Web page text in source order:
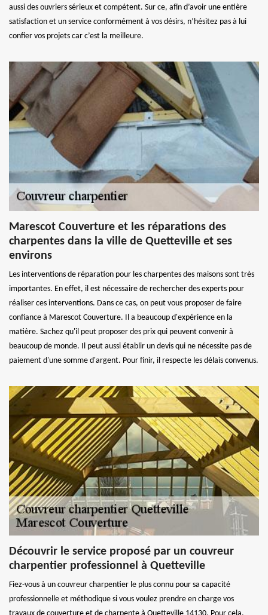
aussi des ouvriers sérieux et compétent. Sur ce, afin d’avoir une entière
satisfaction et un service conformément à vos désirs, n’hésitez pas à lui
confier vos projets car c’est la meilleure.
Marescot Couverture et les réparations des
charpentes dans la ville de Quetteville et ses
environs
Les interventions de réparation pour les charpentes des maisons sont très
importantes. En effet, il est nécessaire de rechercher des experts pour
réaliser ces interventions. Dans ce cas, on peut vous proposer de faire
confiance à Marescot Couverture. Il a beaucoup d'expérience en la
matière. Sachez qu'il peut proposer des prix qui peuvent convenir à
beaucoup de monde. Il peut aussi établir un devis qui ne nécessite pas de
paiement d'une somme d'argent. Pour finir, il respecte les délais convenus.
Découvrir le service proposé par un couvreur
charpentier professionnel à Quetteville
Fiez-vous à un couvreur charpentier le plus connu pour sa capacité
professionnelle et méthodique si vous voulez prendre en charge vos